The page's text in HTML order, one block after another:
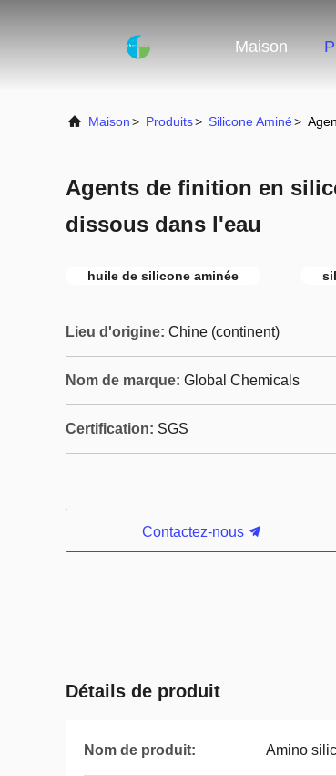
Maison
Maison> Produits> Silicone Aminé>
Agents de finition en
dissous dans l'eau
huile de silicone aminée
Lieu d'origine: Chine (continent)
Nom de marque: Global Chemicals
Certification: SGS
Contactez-nous
Détails de produit
Nom de produit: Amino